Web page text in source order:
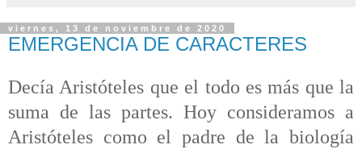
viernes, 13 de noviembre de 2020
EMERGENCIA DE CARACTERES
Decía Aristóteles que el todo es más que la
suma de las partes. Hoy consideramos a
Aristóteles como el padre de la biología